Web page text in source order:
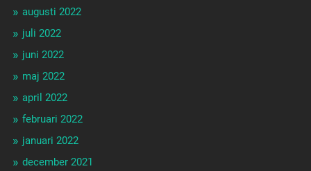
augusti 2022
juli 2022
juni 2022
maj 2022
april 2022
februari 2022
januari 2022
december 2021